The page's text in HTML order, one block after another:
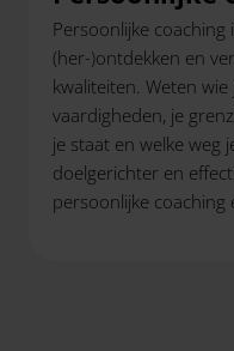
Persoonlijke
(her-)ontdekken en
kwaliteiten. Weten
vaardigheden, je
je staat en welke weg
doelgerichter en
persoonlijke coaching